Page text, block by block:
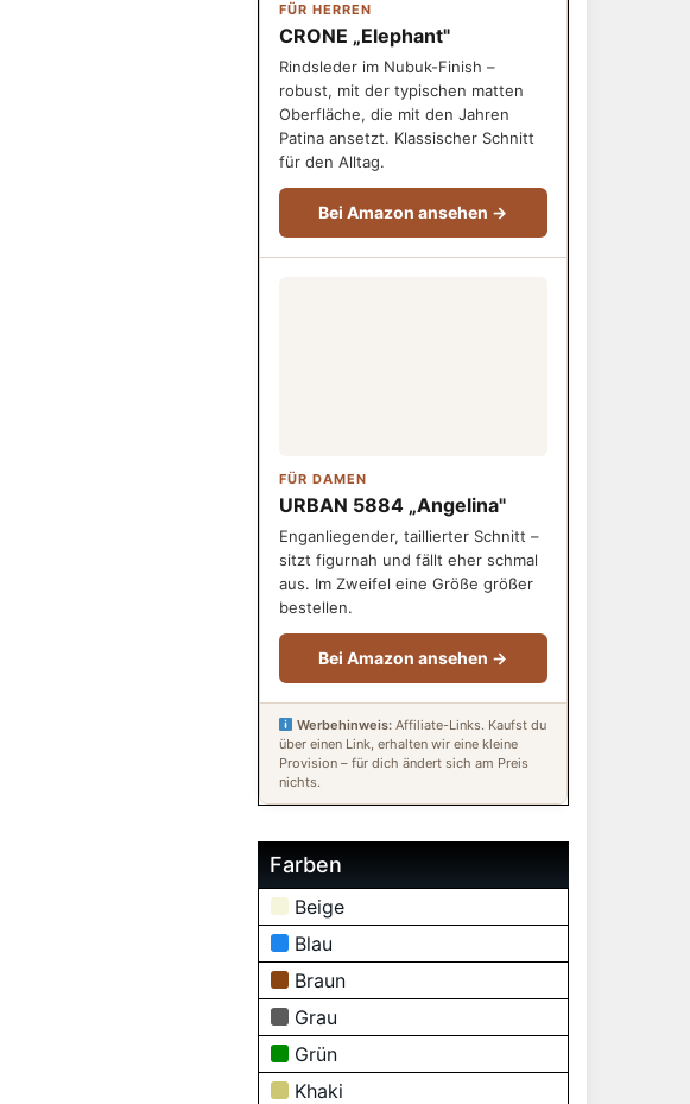
FÜR HERREN
CRONE „Elephant"
Rindsleder im Nubuk-Finish –
robust, mit der typischen matten
Oberfläche, die mit den Jahren
Patina ansetzt. Klassischer Schnitt
für den Alltag.
Bei Amazon ansehen →
FÜR DAMEN
URBAN 5884 „Angelina"
Enganliegender, taillierter Schnitt –
sitzt figurnah und fällt eher schmal
aus. Im Zweifel eine Größe größer
bestellen.
Bei Amazon ansehen →
Werbehinweis: Affiliate-Links. Kaufst du
über einen Link, erhalten wir eine kleine
Provision – für dich ändert sich am Preis
nichts.
Farben
Beige
Blau
Braun
Grau
Grün
Khaki